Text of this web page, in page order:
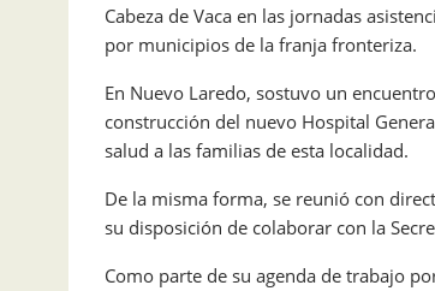
Cabeza de Vaca en las jornadas
por municipios de la franja fronteriza.
En Nuevo Laredo, sostuvo un
construcción del nuevo Hospital
salud a las familias de esta localidad.
De la misma forma, se reunió con
su disposición de colaborar con la
Como parte de su agenda de trabajo